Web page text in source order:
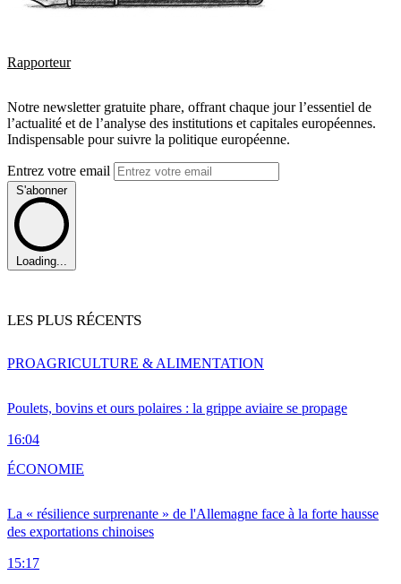
Rapporteur
Notre newsletter gratuite phare, offrant chaque jour l’essentiel de
l’actualité et de l’analyse des institutions et capitales européennes.
Indispensable pour suivre la politique européenne.
Entrez votre email
S'abonner
Loading...
LES PLUS RÉCENTS
Poulets, bovins et ours polaires : la grippe aviaire se propage
16:04
PROAGRICULTURE & ALIMENTATION
La « résilience surprenante » de l'Allemagne face à la forte hausse
des exportations chinoises
15:17
ÉCONOMIE